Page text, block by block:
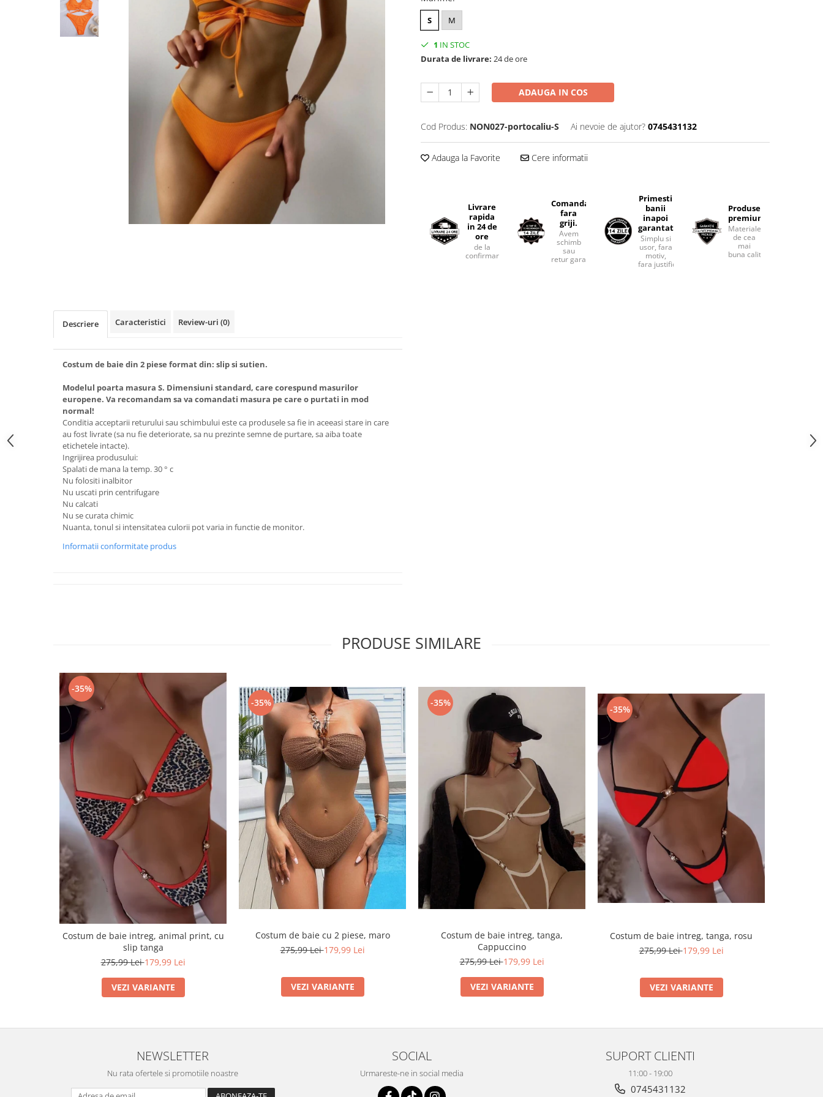
S M
1 IN STOC
Durata de livrare: 24 de ore
ADAUGA IN COS
Cod Produs: NON027-portocaliu-S Ai nevoie de ajutor? 0745431132
Adauga la Favorite Cere informatii
Livrare
rapida
in 24 de
ore
de la
confirmarea comenzii.
Comanda
fara
griji.
Avem
schimb
sau
retur garantat.
Primesti
banii
inapoi
garantat
Simplu si
usor, fara
motiv,
fara justificari.
Produse
premium.
Materiale
de cea
mai
buna calitate.
Descriere Caracteristici Review-uri (0)
Costum de baie din 2 piese format din: slip si sutien.
Modelul poarta masura S. Dimensiuni standard, care corespund masurilor
europene. Va recomandam sa va comandati masura pe care o purtati in mod
normal!
Conditia acceptarii returului sau schimbului este ca produsele sa fie in aceeasi stare in care
au fost livrate (sa nu fie deteriorate, sa nu prezinte semne de purtare, sa aiba toate
etichetele intacte).
Ingrijirea produsului:
Spalati de mana la temp. 30 ° c
Nu folositi inalbitor
Nu uscati prin centrifugare
Nu calcati
Nu se curata chimic
Nuanta, tonul si intensitatea culorii pot varia in functie de monitor.
Informatii conformitate produs
PRODUSE SIMILARE
-35%
Costum de baie intreg, animal print, cu
slip tanga
275,99 Lei179,99 Lei
VEZI VARIANTE
-35%
Costum de baie cu 2 piese, maro
275,99 Lei179,99 Lei
VEZI VARIANTE
-35%
Costum de baie intreg, tanga,
Cappuccino
275,99 Lei179,99 Lei
VEZI VARIANTE
-35%
Costum de baie intreg, tanga, rosu
275,99 Lei179,99 Lei
VEZI VARIANTE
NEWSLETTER
Nu rata ofertele si promotiile noastre
SOCIAL
Urmareste-ne in social media
SUPORT CLIENTI
11:00 - 19:00
0745431132